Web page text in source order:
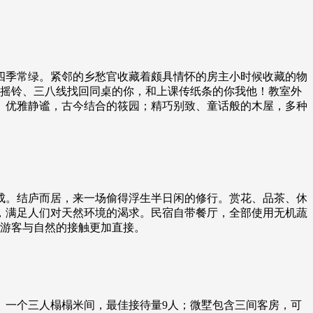
常绿。紧邻的乡愁官收藏着颇具情怀的房主小时候收藏的物
铃、三八线找回同桌的你，和上课传纸条的你我他！教室外
雅静谧，古今结合的筱园；精巧别致、童话般的木屋，多种
结庐而居，来一场偷得浮生半日闲的修行。赏花、品茶、休
足人们对天然环境的渴求。民宿自带餐厅，全部使用无机蔬
客与自然的接触更加直接。
个三人榻榻米间，最佳接待量9人；微墅包含三间客房，可